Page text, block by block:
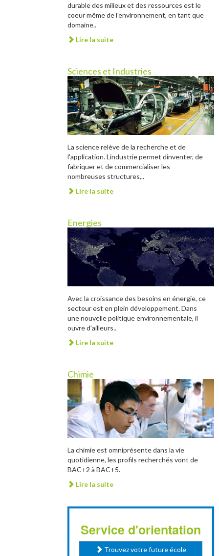
durable des milieux et des ressources est le
coeur même de l'environnement, en tant que
domaine..
Lire la suite
Sciences et Industries
La science relève de la recherche et de
l'application. Lindustrie permet dinventer, de
fabriquer et de commercialiser les
nombreuses structures,..
Lire la suite
Energies
Avec la croissance des besoins en énergie, ce
secteur est en plein développement. Dans
une nouvelle politique environnementale, il
ouvre d'ailleurs..
Lire la suite
Chimie
La chimie est omniprésente dans la vie
quotidienne, les profils recherchés vont de
BAC+2 à BAC+5.
Lire la suite
Service d'orientation
Trouvez votre future école